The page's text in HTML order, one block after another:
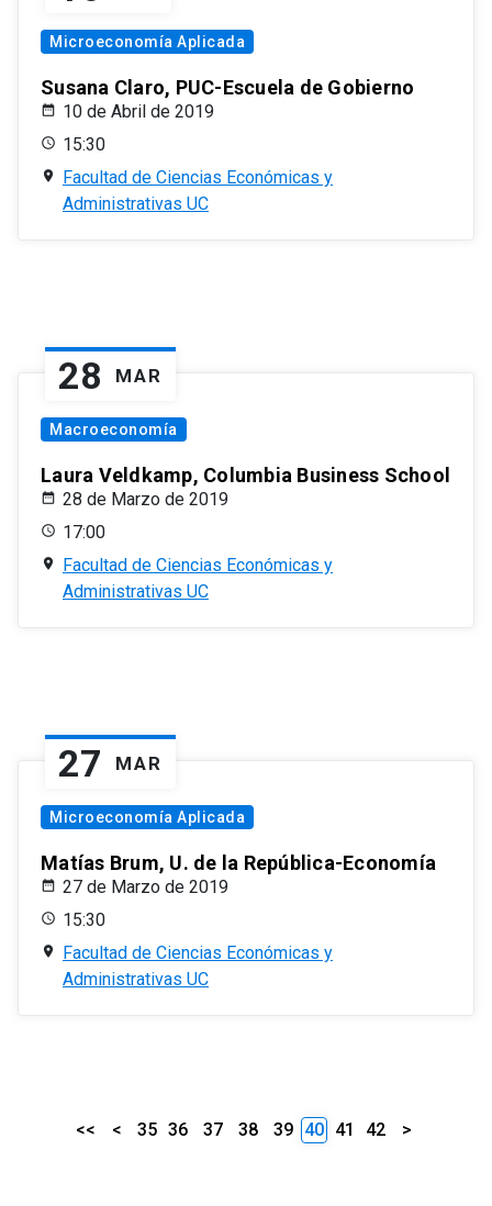
Microeconomía Aplicada
Susana Claro, PUC-Escuela de Gobierno
10 de Abril de 2019
15:30
Facultad de Ciencias Económicas y
Administrativas UC
28 MAR
Macroeconomía
Laura Veldkamp, Columbia Business School
28 de Marzo de 2019
17:00
Facultad de Ciencias Económicas y
Administrativas UC
27 MAR
Microeconomía Aplicada
Matías Brum, U. de la República-Economía
27 de Marzo de 2019
15:30
Facultad de Ciencias Económicas y
Administrativas UC
<< < 35 36 37 38 39 40 41 42 >